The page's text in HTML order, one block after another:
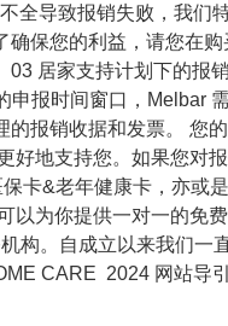
全导致报销失败，我们
确保您的利益，请您在
居家支持计划下的报
申报时间窗口，Melbar
报销收据和发票。 您
好地支持您。如果您对
卡&老年健康卡，亦或
以为你提供一对一的免
构。自成立以来我们一
CARE 2024 网站导